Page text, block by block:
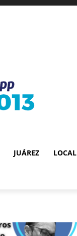
JUÁREZ LOCAL